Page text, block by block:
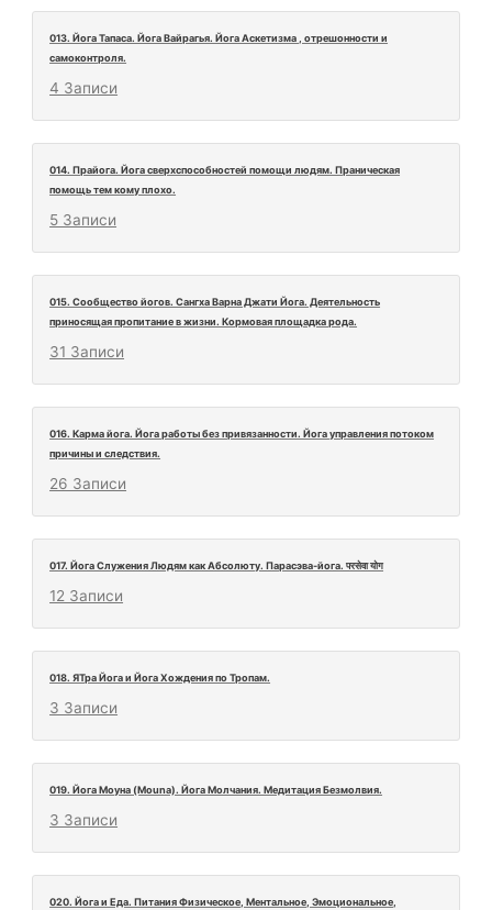
013. Йога Тапаса. Йога Вайрагья. Йога Аскетизма , отрешонности и
самоконтроля.
4 Записи
014. Прайога. Йога сверхспособностей помощи людям. Праническая
помощь тем кому плохо.
5 Записи
015. Сообщество йогов. Сангха Варна Джати Йога. Деятельность
приносящая пропитание в жизни. Кормовая площадка рода.
31 Записи
016. Карма йога. Йога работы без привязанности. Йога управления потоком
причины и следствия.
26 Записи
017. Йога Служения Людям как Абсолюту. Парасэва-йога. परसेवा योग
12 Записи
018. ЯТра Йога и Йога Хождения по Тропам.
3 Записи
019. Йога Моуна (Mouna). Йога Молчания. Медитация Безмолвия.
3 Записи
020. Йога и Еда. Питания Физическое, Ментальное, Эмоциональное,